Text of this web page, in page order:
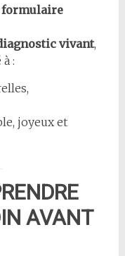
formulaire
vivant,
:
joyeux et
AVANT